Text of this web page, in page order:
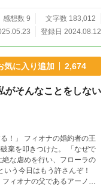
感想数 9
文字数 183,012
登録日 2024.08.12
気に入り追加 2,674
がそんなことをしない
者の王
きつけた。 「なぜで
な虐めを行い、フローラの
いう今日はもう許さんぞ！